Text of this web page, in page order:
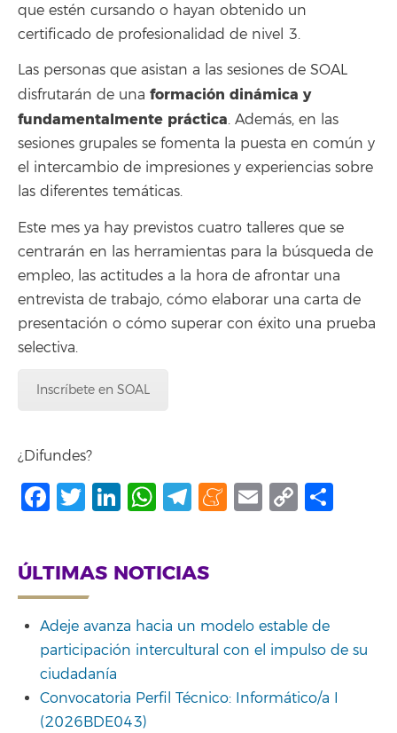
que estén cursando o hayan obtenido un
certificado de profesionalidad de nivel 3.
Las personas que asistan a las sesiones de SOAL
disfrutarán de una formación dinámica y
fundamentalmente práctica. Además, en las
sesiones grupales se fomenta la puesta en común y
el intercambio de impresiones y experiencias sobre
las diferentes temáticas.
Este mes ya hay previstos cuatro talleres que se
centrarán en las herramientas para la búsqueda de
empleo, las actitudes a la hora de afrontar una
entrevista de trabajo, cómo elaborar una carta de
presentación o cómo superar con éxito una prueba
selectiva.
Inscríbete en SOAL
¿Difundes?
Facebook
Twitter
LinkedIn
WhatsApp
Telegram
Meneame
Email
Copy
ÚLTIMAS NOTICIAS
Adeje avanza hacia un modelo estable de
participación intercultural con el impulso de su
ciudadanía
Convocatoria Perfil Técnico: Informático/a I
(2026BDE043)